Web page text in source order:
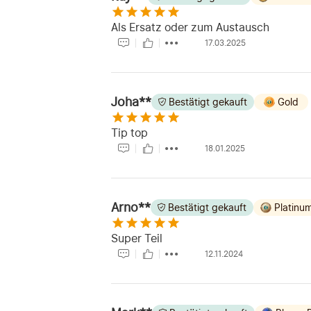
Als Ersatz oder zum Austausch
17.03.2025
Joha** Bestätigt gekauft Gold
Tip top
18.01.2025
Arno** Bestätigt gekauft
Super Teil
12.11.2024